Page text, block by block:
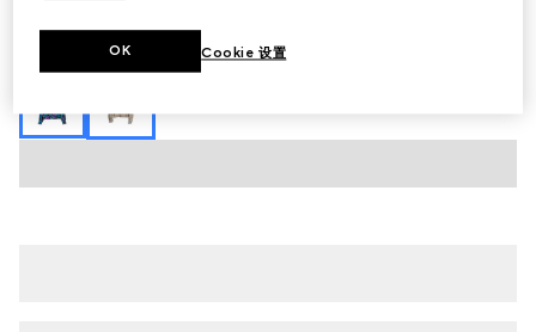
€ 1.600
Cookie 设置
OK